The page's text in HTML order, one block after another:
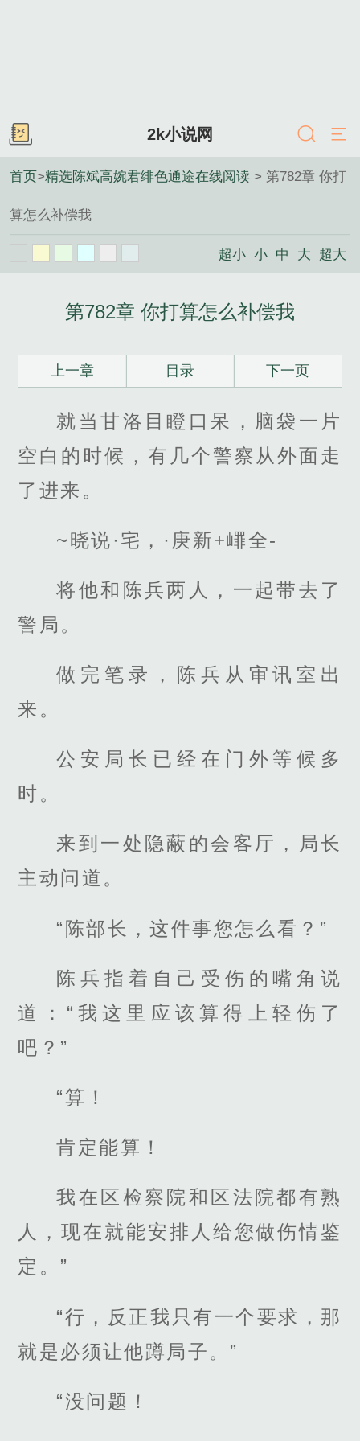
2k小说网
首页>精选陈斌高婉君绯色通途在线阅读 > 第782章 你打
算怎么补偿我
超小 小 中 大 超大
第782章 你打算怎么补偿我
上一章 目录 下一页
就当甘洛目瞪口呆，脑袋一片
空白的时候，有几个警察从外面走
了进来。
~晓说·宅，·庚新+嶵全-
将他和陈兵两人，一起带去了
警局。
做完笔录，陈兵从审讯室出
来。
公安局长已经在门外等候多
时。
来到一处隐蔽的会客厅，局长
主动问道。
“陈部长，这件事您怎么看？”
陈兵指着自己受伤的嘴角说
道：“我这里应该算得上轻伤了
吧？”
“算！
肯定能算！
我在区检察院和区法院都有熟
人，现在就能安排人给您做伤情鉴
定。”
“行，反正我只有一个要求，那
就是必须让他蹲局子。”
“没问题！